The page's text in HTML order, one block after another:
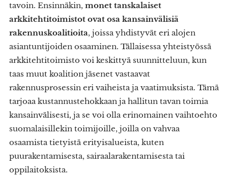
tavoin. Ensinnäkin, monet tanskalaiset
arkkitehtitoimistot ovat osa kansainvälisiä
rakennuskoalitioita, joissa yhdistyvät eri alojen
asiantuntijoiden osaaminen. Tällaisessa yhteistyössä
arkkitehtitoimisto voi keskittyä suunnitteluun, kun
taas muut koalition jäsenet vastaavat
rakennusprosessin eri vaiheista ja vaatimuksista. Tämä
tarjoaa kustannustehokkaan ja hallitun tavan toimia
kansainvälisesti, ja se voi olla erinomainen vaihtoehto
suomalaisillekin toimijoille, joilla on vahvaa
osaamista tietyistä erityisalueista, kuten
puurakentamisesta, sairaalarakentamisesta tai
oppilaitoksista.